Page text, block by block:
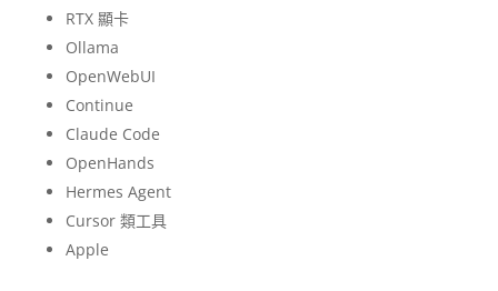
RTX 顯卡
Ollama
OpenWebUI
Continue
Claude Code
OpenHands
Hermes Agent
Cursor 類工具
Apple